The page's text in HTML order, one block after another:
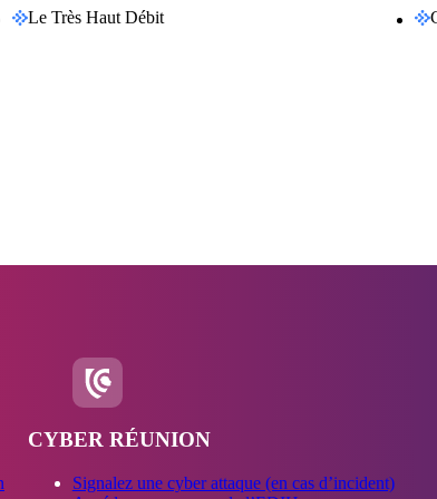
Le Très Haut Débit
la Région Réunion engagé au service de
désormais sur de nouvelles missions au
de développement, d’attractivité et de
CYBER RÉUNION
Signalez une cyber attaque (en cas d’incident)